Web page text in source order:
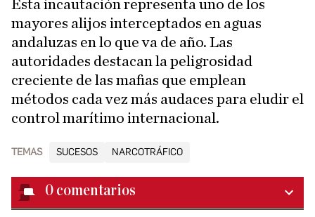
Esta incautación representa uno de los
mayores alijos interceptados en aguas
andaluzas en lo que va de año. Las
autoridades destacan la peligrosidad
creciente de las mafias que emplean
métodos cada vez más audaces para eludir el
control marítimo internacional.
TEMAS SUCESOS NARCOTRÁFICO
0 comentarios